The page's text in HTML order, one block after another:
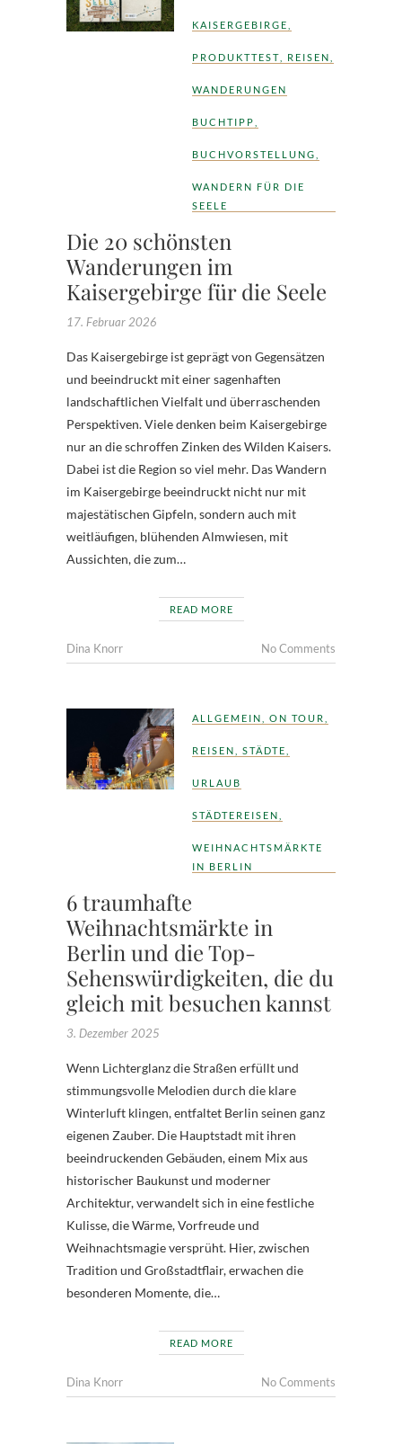
KAISERGEBIRGE
PRODUKTTEST REISEN
WANDERUNGEN
BUCHTIPP
BUCHVORSTELLUNG
WANDERN FÜR DIE
SEELE
Die 20 schönsten
Wanderungen im
Kaisergebirge für die Seele
17. Februar 2026
Das Kaisergebirge ist geprägt von Gegensätzen
und beeindruckt mit einer sagenhaften
landschaftlichen Vielfalt und überraschenden
Perspektiven. Viele denken beim Kaisergebirge
nur an die schroffen Zinken des Wilden Kaisers.
Dabei ist die Region so viel mehr. Das Wandern
im Kaisergebirge beeindruckt nicht nur mit
majestätischen Gipfeln, sondern auch mit
weitläufigen, blühenden Almwiesen, mit
Aussichten, die zum…
READ MORE
Dina Knorr No Comments
ALLGEMEIN ON TOUR
REISEN STÄDTE
URLAUB
STÄDTEREISEN
WEIHNACHTSMÄRKTE
IN BERLIN
6 traumhafte
Weihnachtsmärkte in
Berlin und die Top-
Sehenswürdigkeiten, die du
gleich mit besuchen kannst
3. Dezember 2025
Wenn Lichterglanz die Straßen erfüllt und
stimmungsvolle Melodien durch die klare
Winterluft klingen, entfaltet Berlin seinen ganz
eigenen Zauber. Die Hauptstadt mit ihren
beeindruckenden Gebäuden, einem Mix aus
historischer Baukunst und moderner
Architektur, verwandelt sich in eine festliche
Kulisse, die Wärme, Vorfreude und
Weihnachtsmagie versprüht. Hier, zwischen
Tradition und Großstadtflair, erwachen die
besonderen Momente, die…
READ MORE
Dina Knorr No Comments